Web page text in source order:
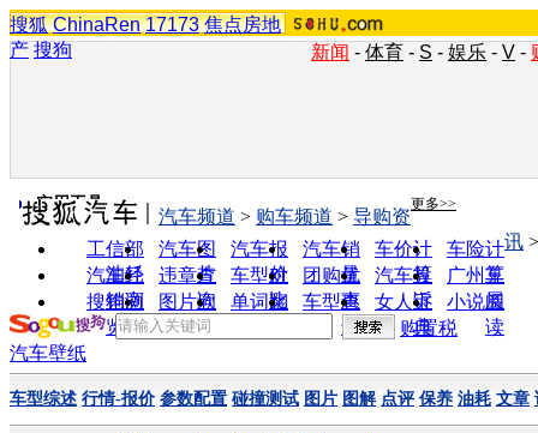
搜狐 ChinaRen 17173 焦点房地
产 搜狗 新闻 - 体育 - S - 娱乐 - V -
实用工具 更多>>
工信部
油耗
汽车图
片
汽车报
价
汽车销
量
车价计
算
车险计
算
汽车经
销商
违章查
询
车型对
比
团购优
惠
汽车投
诉
广州车
展
搜狗浏
览器
图片欣
赏
单词翻
车型查
询
女人宝
典
小说阅
读
汽车频道 > 购车频道 > 导购资
讯
购置税
汽车壁纸
车型综述 行情-报价 参数配置 碰撞测试 图片 图解 点评 保养 油耗 文章